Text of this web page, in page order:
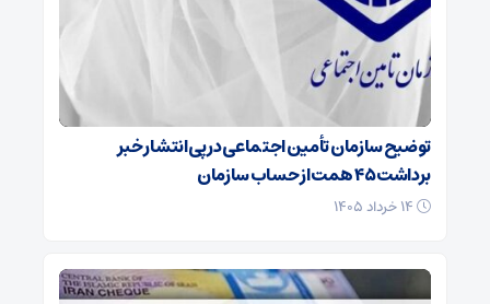
توضیح سازمان تأمین اجتماعی در پی انتشار خبر
برداشت ۴۵ همت از حساب سازمان